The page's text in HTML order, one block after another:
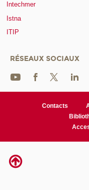
Intechmer
Istna
ITIP
RÉSEAUX SOCIAUX
Contacts